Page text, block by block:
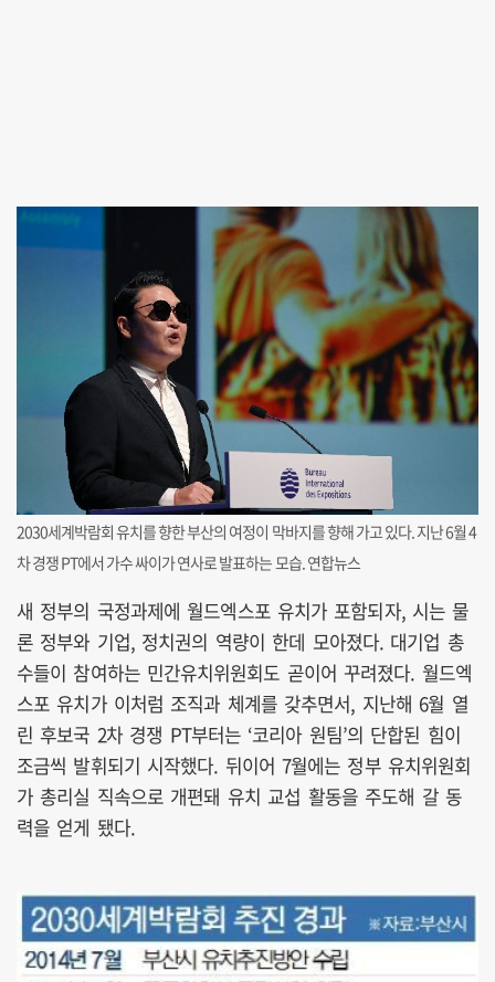
2030세계박람회 유치를 향한 부산의 여정이 막바지를 향해 가고 있다. 지난 6월 4
차 경쟁 PT에서 가수 싸이가 연사로 발표하는 모습. 연합뉴스
새 정부의 국정과제에 월드엑스포 유치가 포함되자, 시는 물
론 정부와 기업, 정치권의 역량이 한데 모아졌다. 대기업 총
수들이 참여하는 민간유치위원회도 곧이어 꾸려졌다. 월드엑
스포 유치가 이처럼 조직과 체계를 갖추면서, 지난해 6월 열
린 후보국 2차 경쟁 PT부터는 ‘코리아 원팀’의 단합된 힘이
조금씩 발휘되기 시작했다. 뒤이어 7월에는 정부 유치위원회
가 총리실 직속으로 개편돼 유치 교섭 활동을 주도해 갈 동
력을 얻게 됐다.